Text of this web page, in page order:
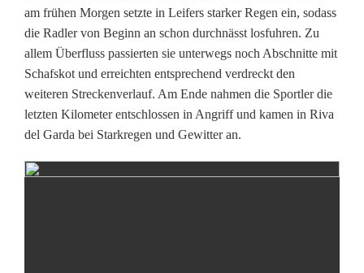
l
l
b
r
a
c
am frühen Morgen setzte in Leifers starker Regen ein, sodass
die Radler von Beginn an schon durchnässt losfuhren. Zu
allem Überfluss passierten sie unterwegs noch Abschnitte mit
Schafskot und erreichten entsprechend verdreckt den
weiteren Streckenverlauf. Am Ende nahmen die Sportler die
letzten Kilometer entschlossen in Angriff und kamen in Riva
del Garda bei Starkregen und Gewitter an.